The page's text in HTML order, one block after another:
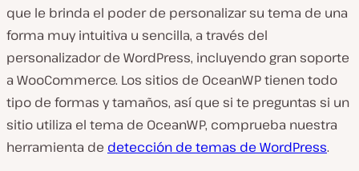
que le brinda el poder de personalizar su tema de una
forma muy intuitiva u sencilla, a través del
personalizador de WordPress, incluyendo gran soporte
a WooCommerce. Los sitios de OceanWP tienen todo
tipo de formas y tamaños, así que si te preguntas si un
sitio utiliza el tema de OceanWP, comprueba nuestra
herramienta de detección de temas de WordPress.